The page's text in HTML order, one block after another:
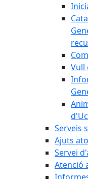
Vull
Serveis
Ajuts
Servei
Atenció